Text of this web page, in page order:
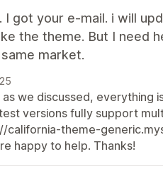
got your e-mail. i will
the theme. But I need
market.
we discussed, everything
versions fully support
theme-
happy to help. Thanks!